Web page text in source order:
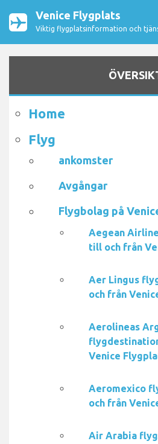
Venice Flygplats
Viktig flygplatsinformation och
Home
Flyg
ankomster
Avgångar
Flygbolag på
Aegean
till och från
Aer Lingus
och från
Aerolineas
Venice
Aeromexico
och från
Air Arabia